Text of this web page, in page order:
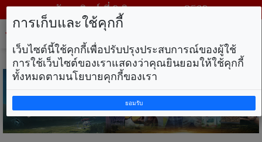
วันอาทิตย์ ที่ 9 สิงหาคม พ.ศ. 2569
การเก็บและใช้คุกกี้
เว็บไซต์นี้ใช้คุกกี้เพื่อปรับปรุงประสบการณ์ของผู้ใช้
การใช้เว็บไซต์ของเราแสดงว่าคุณยินยอมให้ใช้คุกกี้
ทั้งหมดตามนโยบายคุกกี้ของเรา
ยอมรับ